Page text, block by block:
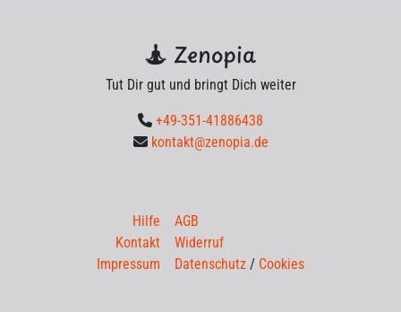
Zenopia
Tut Dir gut und bringt Dich weiter
+49-351-41886438
kontakt@zenopia.de
Hilfe
Kontakt
Impressum
AGB
Widerruf
Datenschutz / Cookies